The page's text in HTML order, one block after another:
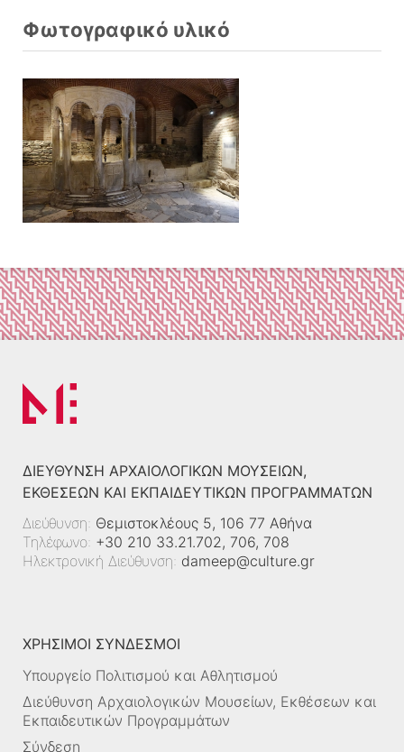
Φωτογραφικό υλικό
ΔΙΕΎΘΥΝΣΗ ΑΡΧΑΙΟΛΟΓΙΚΏΝ ΜΟΥΣΕΊΩΝ,
ΕΚΘΈΣΕΩΝ ΚΑΙ ΕΚΠΑΙΔΕΥΤΙΚΏΝ ΠΡΟΓΡΑΜΜΆΤΩΝ
Διεύθυνση: Θεμιστοκλέους 5, 106 77 Αθήνα
Τηλέφωνο: +30 210 33.21.702, 706, 708
Ηλεκτρονική Διεύθυνση: dameep@culture.gr
ΧΡΗΣΙΜΟΙ ΣΥΝΔΕΣΜΟΙ
Υπουργείο Πολιτισμού και Αθλητισμού
Διεύθυνση Αρχαιολογικών Μουσείων, Εκθέσεων και
Εκπαιδευτικών Προγραμμάτων
Σύνδεση